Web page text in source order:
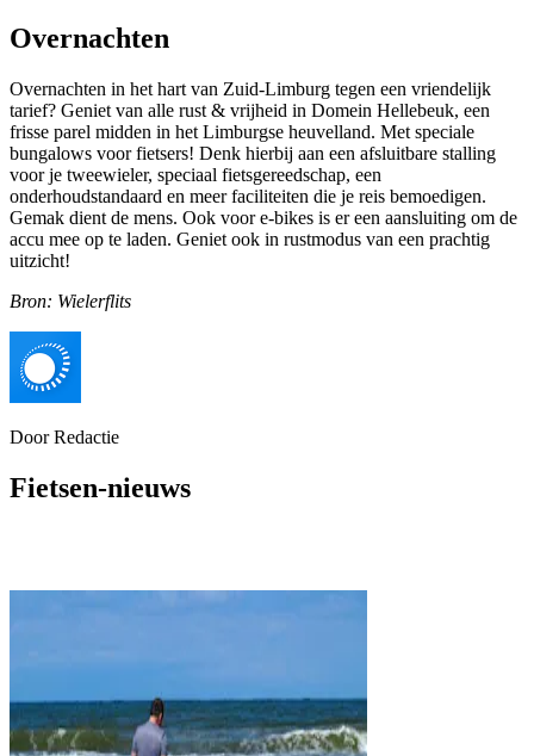
Overnachten
Overnachten in het hart van Zuid-Limburg tegen een vriendelijk
tarief? Geniet van alle rust & vrijheid in Domein Hellebeuk, een
frisse parel midden in het Limburgse heuvelland. Met speciale
bungalows voor fietsers! Denk hierbij aan een afsluitbare stalling
voor je tweewieler, speciaal fietsgereedschap, een
onderhoudstandaard en meer faciliteiten die je reis bemoedigen.
Gemak dient de mens. Ook voor e-bikes is er een aansluiting om de
accu mee op te laden. Geniet ook in rustmodus van een prachtig
uitzicht!
Bron: Wielerflits
DoorRedactie
Fietsen-nieuws